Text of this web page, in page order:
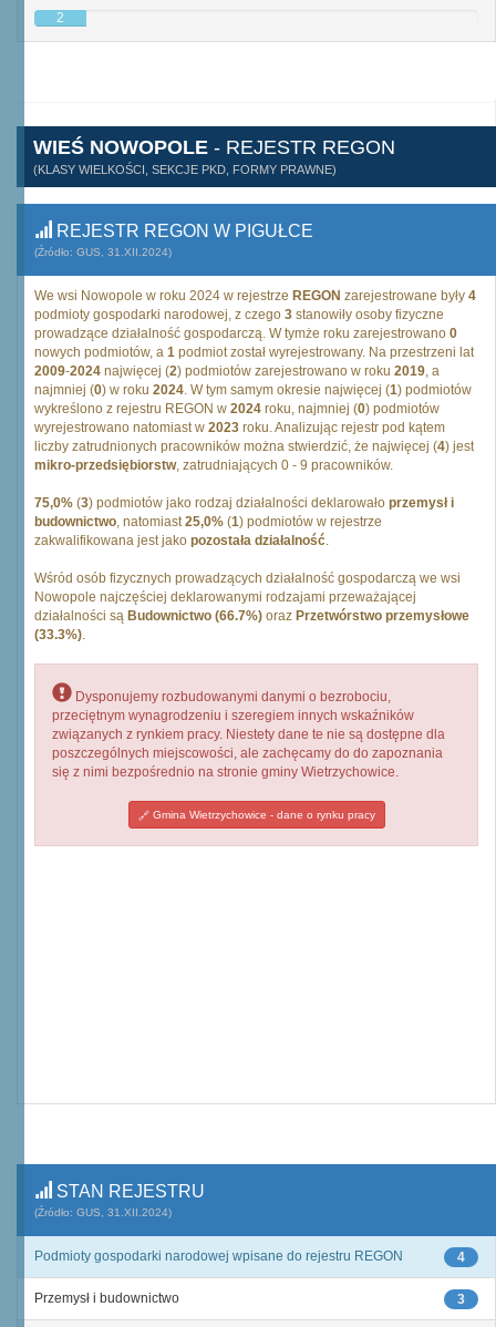
2
WIEŚ NOWOPOLE - REJESTR REGON
(KLASY WIELKOŚCI, SEKCJE PKD, FORMY PRAWNE)
REJESTR REGON W PIGUŁCE
(Źródło: GUS, 31.XII.2024)
We wsi Nowopole w roku 2024 w rejestrze REGON zarejestrowane były 4
podmioty gospodarki narodowej, z czego 3 stanowiły osoby fizyczne
prowadzące działalność gospodarczą. W tymże roku zarejestrowano 0
nowych podmiotów, a 1 podmiot został wyrejestrowany. Na przestrzeni lat
2009-2024 najwięcej (2) podmiotów zarejestrowano w roku 2019, a
najmniej (0) w roku 2024. W tym samym okresie najwięcej (1) podmiotów
wykreślono z rejestru REGON w 2024 roku, najmniej (0) podmiotów
wyrejestrowano natomiast w 2023 roku. Analizując rejestr pod kątem
liczby zatrudnionych pracowników można stwierdzić, że najwięcej (4) jest
mikro-przedsiębiorstw, zatrudniających 0 - 9 pracowników.
75,0% (3) podmiotów jako rodzaj działalności deklarowało przemysł i
budownictwo, natomiast25,0% (1) podmiotów w rejestrze
zakwalifikowana jest jako pozostała działalność.
Wśród osób fizycznych prowadzących działalność gospodarczą we wsi
Nowopole najczęściej deklarowanymi rodzajami przeważającej
działalności są Budownictwo (66.7%) oraz Przetwórstwo przemysłowe
(33.3%).
Dysponujemy rozbudowanymi danymi o bezrobociu,
przeciętnym wynagrodzeniu i szeregiem innych wskaźników
związanych z rynkiem pracy. Niestety dane te nie są dostępne dla
poszczególnych miejscowości, ale zachęcamy do do zapoznania
się z nimi bezpośrednio na stronie gminy Wietrzychowice.
Gmina Wietrzychowice - dane o rynku pracy
STAN REJESTRU
(Źródło: GUS, 31.XII.2024)
4
Podmioty gospodarki narodowej wpisane do rejestru REGON
3
Przemysł i budownictwo